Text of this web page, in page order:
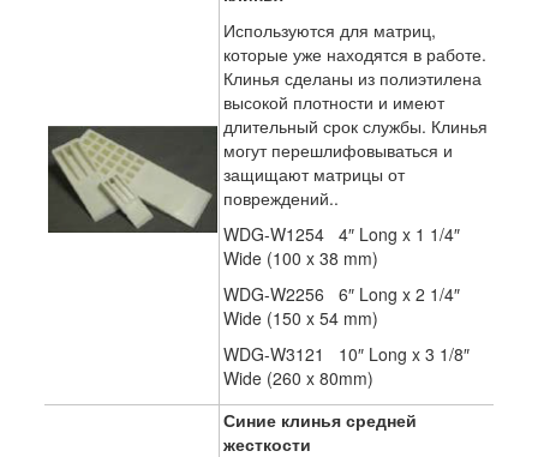
Используются для матриц,
которые уже находятся в работе.
Клинья сделаны из полиэтилена
высокой плотности и имеют
длительный срок службы. Клинья
могут перешлифовываться и
защищают матрицы от
повреждений..
WDG-W1254 4″ Long x 1 1/4″
Wide (100 x 38 mm)
WDG-W2256 6″ Long x 2 1/4″
Wide (150 x 54 mm)
WDG-W3121 10″ Long x 3 1/8″
Wide (260 x 80mm)
Синие клинья средней
жесткости